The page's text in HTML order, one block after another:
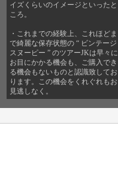
イズくらいのイメージといったと
ころ。
・これまでの経験上、これほどま
で綺麗な保存状態の “ ビンテージ
スヌーピー ” のツアーJKは早々に
お目にかかる機会も、ご購入でき
る機会もないものと認識致してお
ります。この機会をくれぐれもお
見逃しなく。